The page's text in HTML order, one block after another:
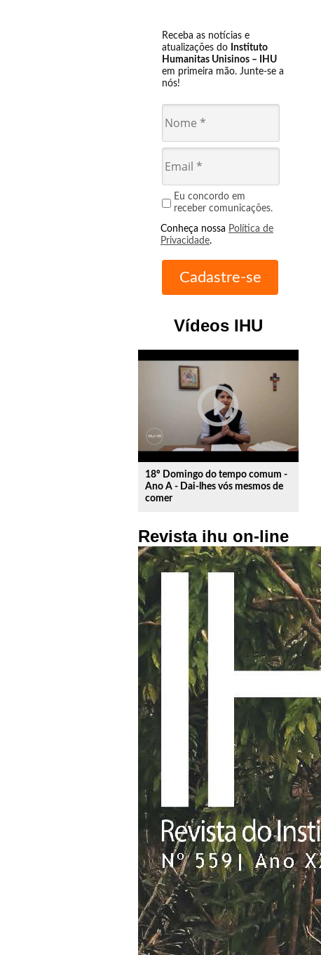
Receba as notícias e
atualizações do Instituto
Humanitas Unisinos – IHU
em primeira mão. Junte-se a
nós!
Eu concordo em
receber comunicações.
Conheça nossa Política de
Privacidade.
Vídeos IHU
play_circle_outline
18º Domingo do tempo comum -
Ano A - Dai-lhes vós mesmos de
comer
Revista ihu on-line